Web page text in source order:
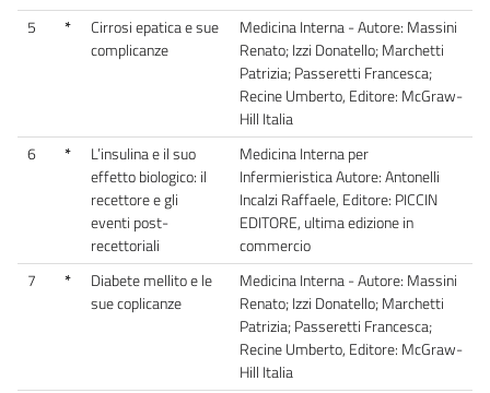
5
*
Cirrosi epatica e sue
complicanze
Medicina Interna - Autore: Massini
Renato; Izzi Donatello; Marchetti
Patrizia; Passeretti Francesca;
Recine Umberto, Editore: McGraw-
Hill Italia
6
*
L’insulina e il suo
effetto biologico: il
recettore e gli
eventi post-
recettoriali
Medicina Interna per
Infermieristica Autore: Antonelli
Incalzi Raffaele, Editore: PICCIN
EDITORE, ultima edizione in
commercio
7
*
Diabete mellito e le
sue coplicanze
Medicina Interna - Autore: Massini
Renato; Izzi Donatello; Marchetti
Patrizia; Passeretti Francesca;
Recine Umberto, Editore: McGraw-
Hill Italia